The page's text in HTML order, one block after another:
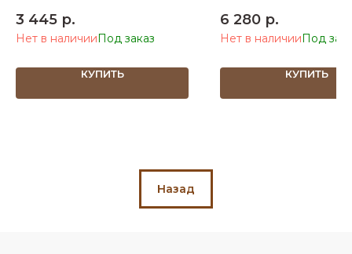
3 445 р.
Нет в наличии
КУПИТЬ
6 280 р.
Нет в наличии
КУПИТЬ
Назад